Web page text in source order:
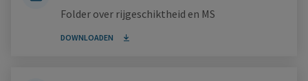
Folder over rijgeschiktheid en MS
DOWNLOADEN